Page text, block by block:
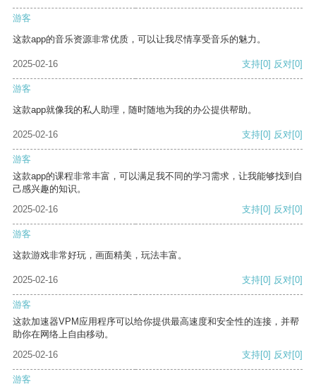
游客
这款app的音乐资源非常优质，可以让我尽情享受音乐的魅力。
2025-02-16 支持[0] 反对[0]
游客
这款app就像我的私人助理，随时随地为我的办公提供帮助。
2025-02-16 支持[0] 反对[0]
游客
这款app的课程非常丰富，可以满足我不同的学习需求，让我能够找到自
己感兴趣的知识。
2025-02-16
支持[0] 反对[0]
游客
这款游戏非常好玩，画面精美，玩法丰富。
2025-02-16 支持[0] 反对[0]
游客
这款加速器VPM应用程序可以给你提供最高速度和安全性的连接，并帮
助你在网络上自由移动。
2025-02-16
支持[0] 反对[0]
游客